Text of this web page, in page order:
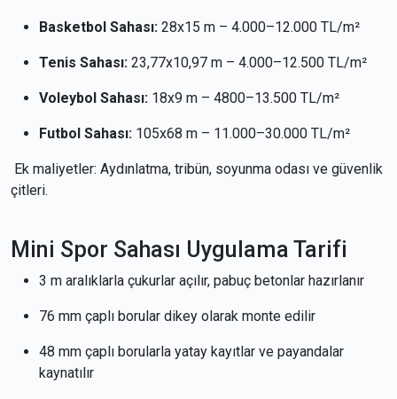
Basketbol Sahası: 28x15 m – 4.000–12.000 TL/m²
Tenis Sahası: 23,77x10,97 m – 4.000–12.500 TL/m²
Voleybol Sahası: 18x9 m – 4800–13.500 TL/m²
Futbol Sahası: 105x68 m – 11.000–30.000 TL/m²
Ek maliyetler: Aydınlatma, tribün, soyunma odası ve güvenlik
çitleri.
Mini Spor Sahası Uygulama Tarifi
3 m aralıklarla çukurlar açılır, pabuç betonlar hazırlanır
76 mm çaplı borular dikey olarak monte edilir
48 mm çaplı borularla yatay kayıtlar ve payandalar
kaynatılır